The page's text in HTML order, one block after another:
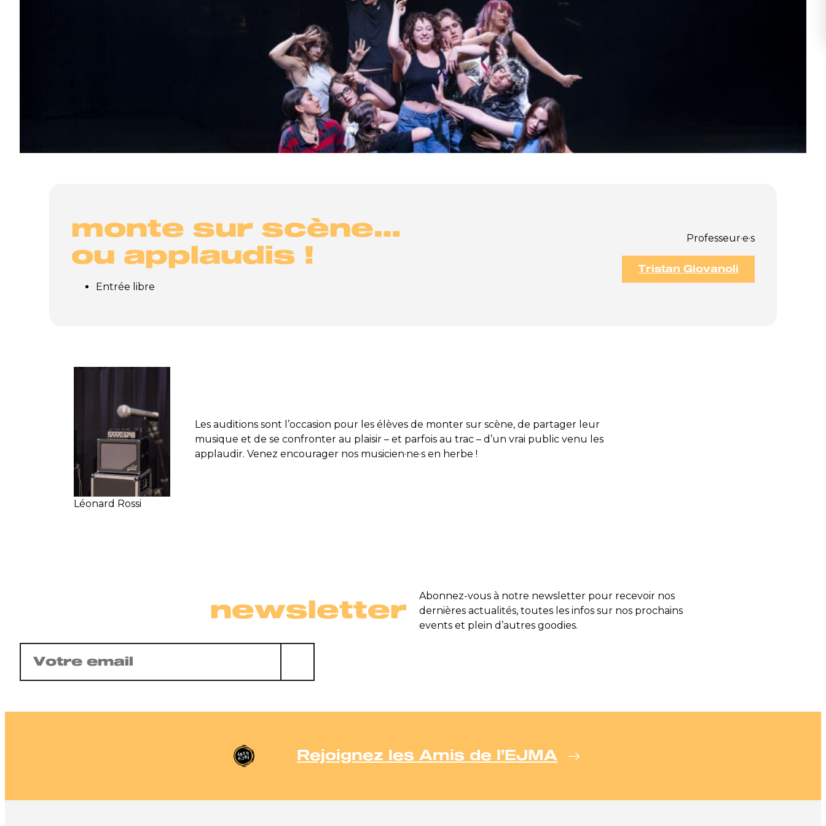
monte sur scène…
ou applaudis !
Entrée libre
Professeur·e·s
Tristan Giovanoli
Léonard Rossi
Les auditions sont l’occasion pour les élèves de monter sur scène, de partager leur
musique et de se confronter au plaisir – et parfois au trac – d’un vrai public venu les
applaudir. Venez encourager nos musicien·ne·s en herbe !
newsletter
Abonnez-vous à notre newsletter pour recevoir nos
dernières actualités, toutes les infos sur nos prochains
events et plein d’autres goodies.
mail
(Nécessaire)
Rejoignez les Amis de l’EJMA